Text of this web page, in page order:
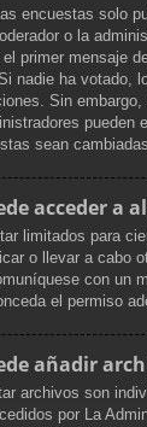
encuestas solo
o la
primer mensaje
nadie ha votado,
Sin embargo,
pueden
sean
acceder a
limitados para
o llevar a cabo
con un
el permiso
añadir
archivos son
por La